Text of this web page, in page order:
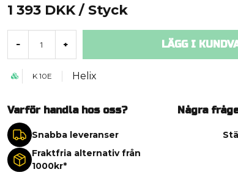
1 393 DKK / Styck
- + LÄGG I
K 10E Helix
Varför handla hos oss?
Snabba leveranser
Fraktfria alternativ från
1000kr*
Några